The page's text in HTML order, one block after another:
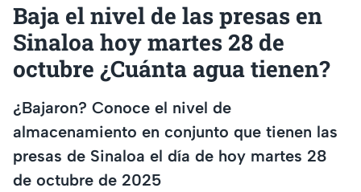
Baja el nivel de las presas en
Sinaloa hoy martes 28 de
octubre ¿Cuánta agua tienen?
¿Bajaron? Conoce el nivel de
almacenamiento en conjunto que tienen las
presas de Sinaloa el día de hoy martes 28
de octubre de 2025